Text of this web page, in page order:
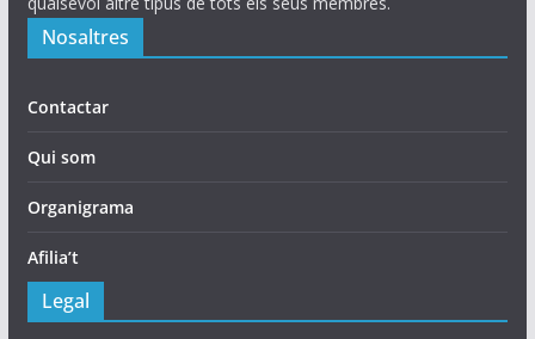
Nosaltres
Contactar
Qui som
Organigrama
Afilia’t
Legal